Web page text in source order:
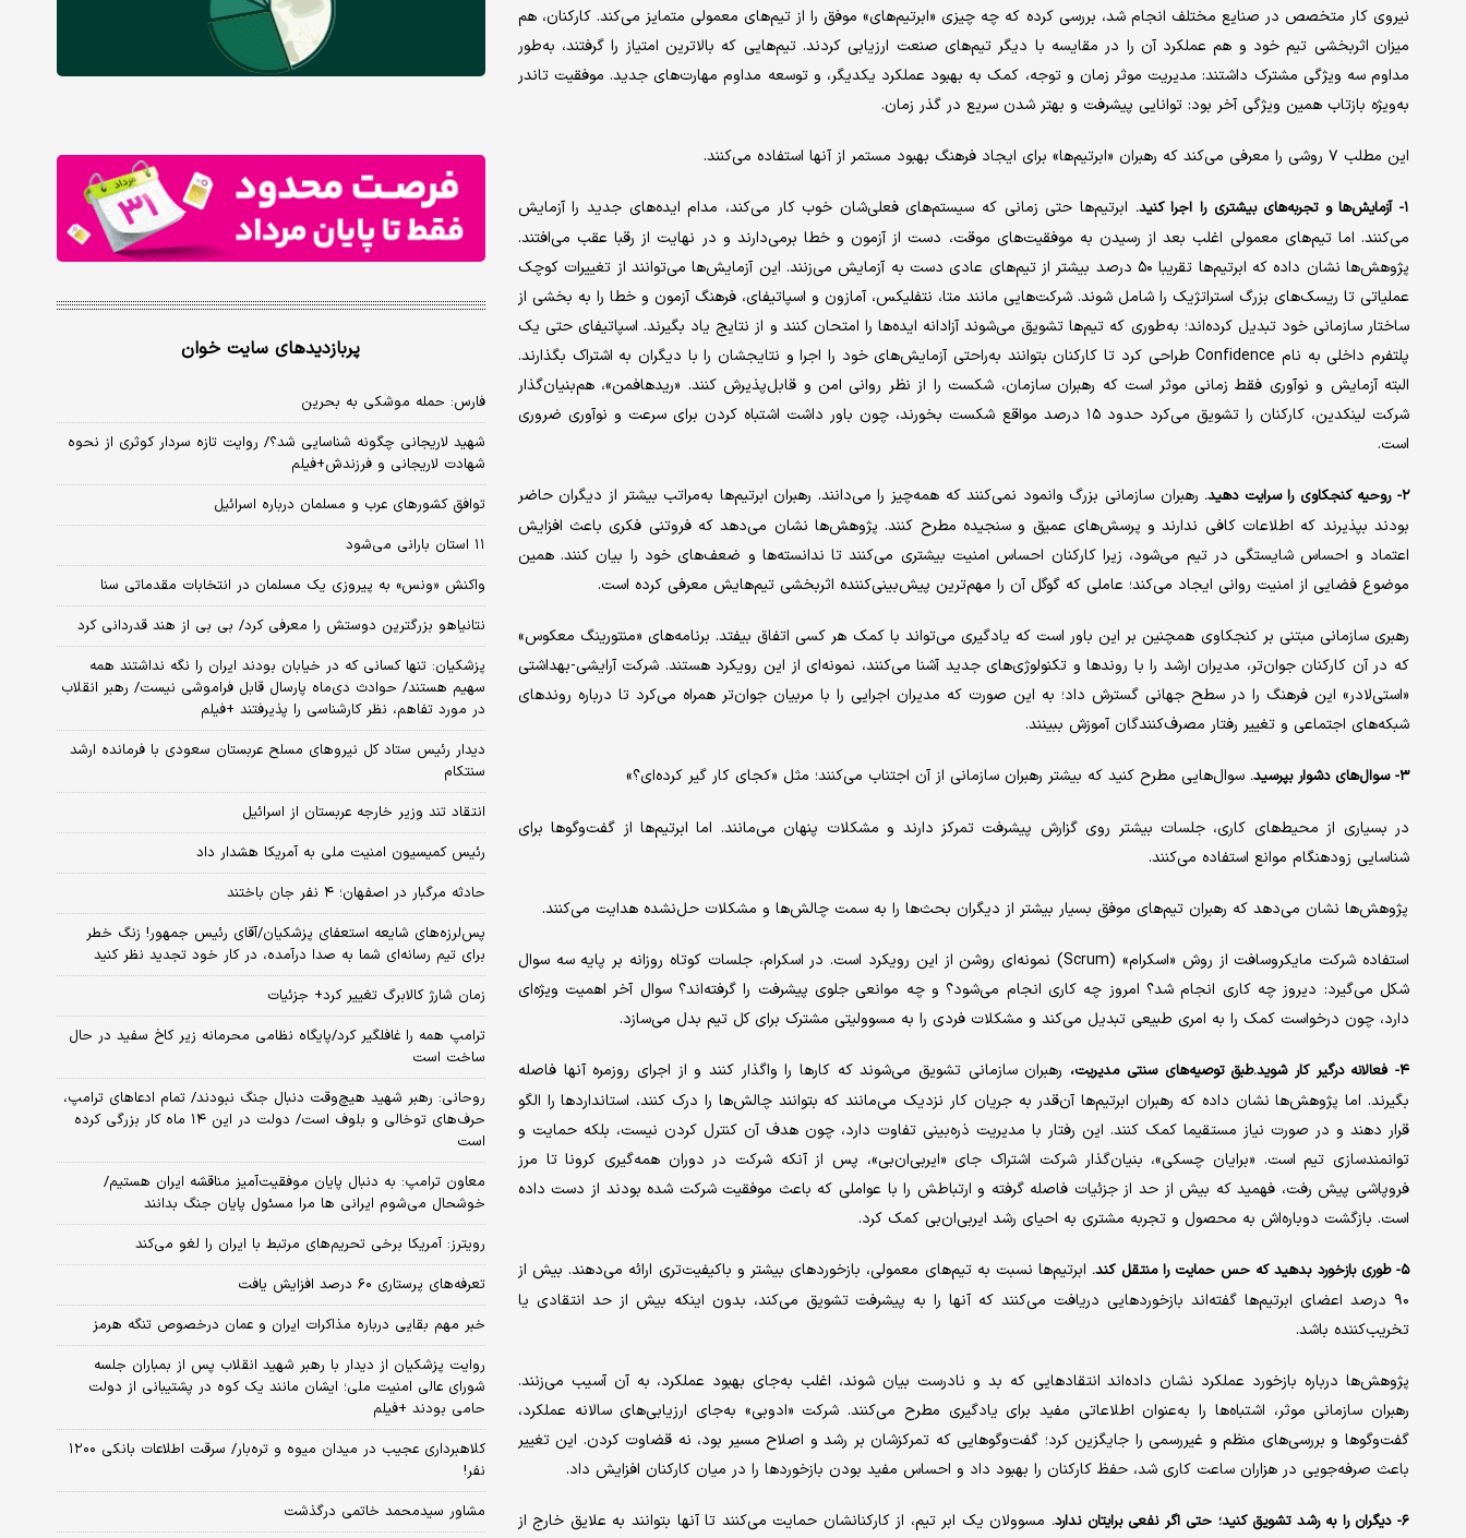
نیروی کار متخصص در صنایع مختلف انجام شد، بررسی کرده که چه چیزی «ابر‌تیم‌های» موفق را از تیم‌های معمولی متمایز می‌کند. کارکنان، هم
میزان اثربخشی تیم خود و هم عملکرد آن را در مقایسه با دیگر تیم‌های صنعت ارزیابی کردند. تیم‌هایی که بالاترین امتیاز را گرفتند، به‌طور
مداوم سه ویژگی مشترک داشتند: مدیریت موثر زمان و توجه، کمک به بهبود عملکرد یکدیگر، و توسعه مداوم مهارت‌های جدید. موفقیت تاندر
به‌ویژه بازتاب همین ویژگی آخر بود: توانایی پیشرفت و بهتر شدن سریع در گذر زمان.
این مطلب ۷ روشی را معرفی می‌کند که رهبران «ابر‌تیم‌ها» برای ایجاد فرهنگ بهبود مستمر از آنها استفاده می‌کنند.
۱- آزمایش‌ها و تجربه‌های بیشتری را اجرا کنید.
ابر‌تیم‌ها حتی زمانی که سیستم‌های فعلی‌شان خوب کار می‌کند، مدام ایده‌های جدید را آزمایش
می‌کنند. اما تیم‌های معمولی اغلب بعد از رسیدن به موفقیت‌های موقت، دست از آزمون ‌و خطا برمی‌دارند و در نهایت از رقبا عقب می‌افتند.
پژوهش‌ها نشان داده که ابر‌تیم‌ها تقریبا ۵۰ درصد بیشتر از تیم‌های عادی دست به آزمایش می‌زنند. این آزمایش‌ها می‌توانند از تغییرات کوچک
عملیاتی تا ریسک‌های بزرگ استراتژیک را شامل شوند. شرکت‌هایی مانند متا، نتفلیکس، آمازون و اسپاتیفای، فرهنگ آزمون ‌و خطا را به بخشی از
ساختار سازمانی خود تبدیل کرده‌اند؛ به‌طوری که تیم‌ها تشویق می‌شوند آزادانه ایده‌ها را امتحان کنند و از نتایج یاد بگیرند. اسپاتیفای حتی یک
پلتفرم داخلی‌ به نام Confidence طراحی کرد تا کارکنان بتوانند به‌راحتی آزمایش‌های خود را اجرا و نتایجشان را با دیگران به اشتراک بگذارند.
البته آزمایش و نوآوری فقط زمانی موثر است که رهبران سازمان، شکست را از نظر روانی امن و قابل‌پذیرش کنند. «رید‌هافمن»، هم‌بنیان‌گذار
شرکت لینکدین، کارکنان را تشویق می‌کرد حدود ۱۵ درصد مواقع شکست بخورند، چون باور داشت اشتباه کردن برای سرعت و نوآوری ضروری
است.
۲- روحیه کنجکاوی را سرایت دهید.
رهبران سازمانی بزرگ وانمود نمی‌کنند که همه‌چیز را می‌دانند. رهبران ابر‌تیم‌ها به‌مراتب بیشتر از دیگران حاضر
بودند بپذیرند که اطلاعات کافی ندارند و پرسش‌های عمیق و سنجیده مطرح کنند. پژوهش‌ها نشان می‌دهد که فروتنی فکری باعث افزایش
اعتماد و احساس شایستگی در تیم می‌شود، زیرا کارکنان احساس امنیت بیشتری می‌کنند تا ندانسته‌ها و ضعف‌های خود را بیان کنند. همین
موضوع فضایی از امنیت روانی ایجاد می‌کند؛ عاملی که گوگل آن را مهم‌ترین پیش‌بینی‌کننده اثربخشی تیم‌هایش معرفی کرده است.
رهبری سازمانی مبتنی بر کنجکاوی همچنین بر این باور است که یادگیری می‌تواند با کمک هر کسی اتفاق بیفتد. برنامه‌های «منتورینگ معکوس»
که در آن کارکنان جوان‌تر، مدیران ارشد را با روندها و تکنولوژی‌های جدید آشنا می‌کنند، نمونه‌ای از این رویکرد هستند. شرکت آرایشی-بهداشتی
«استی‌لادر» این فرهنگ را در سطح جهانی گسترش داد؛ به این صورت که مدیران اجرایی را با مربیان جوان‌تر همراه می‌کرد تا درباره روندهای
شبکه‌های اجتماعی و تغییر رفتار مصرف‌کنندگان آموزش ببینند.
۳- سوال‌های دشوار بپرسید. سوال‌هایی مطرح کنید که بیشتر رهبران سازمانی از آن اجتناب می‌کنند؛ مثل «کجای کار گیر کرده‌ای؟»
در بسیاری از محیط‌های کاری، جلسات بیشتر روی گزارش پیشرفت تمرکز دارند و مشکلات پنهان می‌مانند. اما ابر‌تیم‌ها از گفت‌وگوها برای
شناسایی زودهنگام موانع استفاده می‌کنند.
پژوهش‌ها نشان می‌دهد که رهبران تیم‌های موفق بسیار بیشتر از دیگران بحث‌ها را به سمت چالش‌ها و مشکلات حل‌نشده هدایت می‌کنند.
استفاده شرکت مایکروسافت از روش «اسکرام» (Scrum) نمونه‌ای روشن از این رویکرد است. در اسکرام، جلسات کوتاه روزانه بر پایه سه سوال
شکل می‌گیرد: دیروز چه کاری انجام شد؟ امروز چه کاری انجام می‌شود؟ و چه موانعی جلوی پیشرفت را گرفته‌اند؟ سوال آخر اهمیت ویژه‌ای
دارد، چون درخواست کمک را به امری طبیعی تبدیل می‌کند و مشکلات فردی را به مسوولیتی مشترک برای کل تیم بدل می‌سازد.
۴- فعالانه درگیر کار شوید.طبق توصیه‌های سنتی مدیریت،
رهبران سازمانی تشویق می‌شوند که کارها را واگذار کنند و از اجرای روزمره آنها فاصله
بگیرند. اما پژوهش‌ها نشان داده که رهبران ابر‌تیم‌ها آن‌قدر به جریان کار نزدیک می‌مانند که بتوانند چالش‌ها را درک کنند، استانداردها را الگو
قرار دهند و در صورت نیاز مستقیما کمک کنند. این رفتار با مدیریت ذره‌بینی تفاوت دارد، چون هدف آن کنترل کردن نیست، بلکه حمایت و
توانمندسازی تیم است. «برایان چسکی»، بنیان‌گذار شرکت اشتراک جای «ایربی‌ان‌بی»، پس از آنکه شرکت در دوران همه‌گیری کرونا تا مرز
فروپاشی پیش رفت، فهمید که بیش از حد از جزئیات فاصله گرفته و ارتباطش را با عواملی که باعث موفقیت شرکت شده بودند از دست داده
است. بازگشت دوباره‌اش به محصول و تجربه مشتری به احیای رشد ایربی‌ان‌بی کمک کرد.
۵- طوری بازخورد بدهید که حس حمایت را منتقل کند.
ابر‌تیم‌ها نسبت به تیم‌های معمولی، بازخوردهای بیشتر و باکیفیت‌تری ارائه می‌دهند. بیش از
۹۰ درصد اعضای ابر‌تیم‌ها گفته‌اند بازخوردهایی دریافت می‌کنند که آنها را به پیشرفت تشویق می‌کند، بدون اینکه بیش از حد انتقادی یا
تخریب‌کننده باشد.
پژوهش‌ها درباره بازخورد عملکرد نشان داده‌اند انتقادهایی که بد و نادرست بیان شوند، اغلب به‌جای بهبود عملکرد، به آن آسیب می‌زنند.
رهبران سازمانی موثر، اشتباه‌ها را به‌عنوان اطلاعاتی مفید برای یادگیری مطرح می‌کنند. شرکت «ادوبی» به‌جای ارزیابی‌های سالانه عملکرد،
گفت‌وگوها و بررسی‌های منظم و غیررسمی را جایگزین کرد؛ گفت‌وگوهایی که تمرکزشان بر رشد و اصلاح مسیر بود، نه قضاوت کردن. این تغییر
باعث صرفه‌جویی در هزاران ساعت کاری شد، حفظ کارکنان را بهبود داد و احساس مفید بودن بازخوردها را در میان کارکنان افزایش داد.
۶- دیگران را به رشد تشویق کنید؛ حتی اگر نفعی برایتان ندارد.
مسوولان یک ابر تیم، از کارکنانشان حمایت می‌کنند تا آنها بتوانند به علایق خارج از
پربازدیدهای سایت خوان
فارس: حمله موشکی به بحرین
شهید لاریجانی چگونه شناسایی شد؟/ روایت تازه سردار کوثری از نحوه
شهادت لاریجانی و فرزندش+فیلم
توافق کشورهای عرب و مسلمان درباره اسرائیل
۱۱ استان بارانی می‌شود
واکنش «ونس» به پیروزی یک مسلمان در انتخابات مقدماتی سنا
نتانیاهو بزرگترین دوستش را معرفی کرد/ بی بی از هند قدردانی کرد
پزشکیان: تنها کسانی که در خیابان بودند ایران را نگه نداشتند همه
سهیم هستند/ حوادث دی‌ماه پارسال قابل فراموشی نیست/ رهبر انقلاب
در مورد تفاهم، نظر کارشناسی را پذیرفتند +فیلم
دیدار رئیس ستاد کل نیروهای مسلح عربستان سعودی با فرمانده ارشد
سنتکام
انتقاد تند وزیر خارجه عربستان از اسرائیل
رئیس کمیسیون امنیت ملی به آمریکا هشدار داد
حادثه مرگبار در اصفهان؛ ۴ نفر جان باختند
پس‌لرزه‌های شایعه استعفای پزشکیان/آقای رئیس جمهور! زنگ خطر
برای تیم رسانه‌ای شما به صدا درآمده، در کار خود تجدید نظر کنید
زمان شارژ کالابرگ تغییر کرد+ جزئیات
ترامپ همه را غافلگیر کرد/پایگاه نظامی محرمانه زیر کاخ سفید در حال
ساخت است
روحانی: رهبر شهید هیچ‌وقت دنبال جنگ نبودند/ تمام ادعاهای ترامپ،
حرف‌های توخالی و بلوف است/ دولت در این ۱۴ ماه کار بزرگی کرده
است
معاون ترامپ: به دنبال پایان موفقیت‌آمیز مناقشه ایران هستیم/
خوشحال می‌شوم ایرانی ها مرا مسئول پایان جنگ بدانند
رویترز: آمریکا برخی تحریم‌های مرتبط با ایران را لغو می‌کند
تعرفه‌های پرستاری ۶۰ درصد افزایش یافت
خبر مهم بقایی درباره مذاکرات ایران و عمان درخصوص تنگه هرمز
روایت پزشکیان از دیدار با رهبر شهید انقلاب پس از بمباران جلسه
شورای عالی امنیت ملی؛ ایشان مانند یک کوه در پشتیبانی از دولت
حامی بودند +فیلم
کلاهبرداری عجیب در میدان میوه و تره‌بار/ سرقت اطلاعات بانکی ۱۲۰۰
نفر!
مشاور سیدمحمد خاتمی درگذشت